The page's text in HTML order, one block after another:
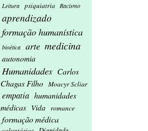
Leitura psiquiatria Racismo
aprendizado
formação humanística
bioética arte medicina
autonomia
Humanidades Carlos
Chagas Filho Moacyr Scliar
empatia humanidades
médicas Vida romance
formação médica